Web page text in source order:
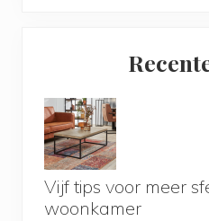
Vijf tips voor meer
woonkamer